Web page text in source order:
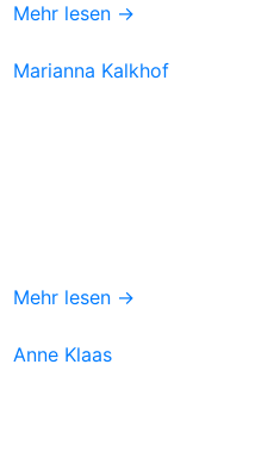
Mehr lesen →
Marianna Kalkhof
Mehr lesen →
Anne Klaas